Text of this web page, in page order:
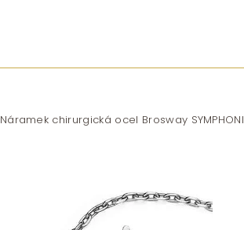
Náramek chirurgická ocel Brosway